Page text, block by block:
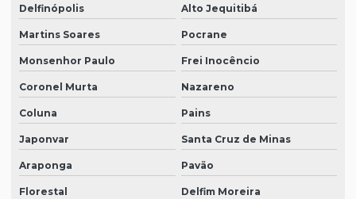
Delfinópolis Alto Jequitibá
Martins Soares Pocrane
Monsenhor Paulo Frei Inocêncio
Coronel Murta Nazareno
Coluna Pains
Japonvar Santa Cruz de Minas
Araponga Pavão
Florestal Delfim Moreira